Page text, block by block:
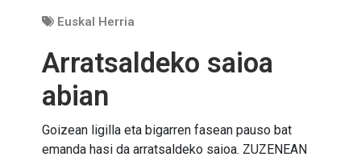
Euskal Herria
Arratsaldeko saioa
abian
Goizean ligilla eta bigarren fasean pauso bat
emanda hasi da arratsaldeko saioa. ZUZENEAN